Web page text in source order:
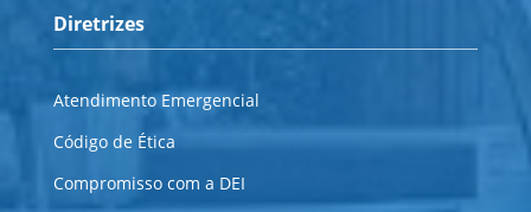
Diretrizes
Atendimento Emergencial
Código de Ética
Compromisso com a DEI